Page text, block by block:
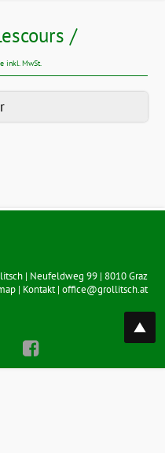
/
inkl. MwSt.
| Neufeldweg 99| 8010 Graz
| Kontakt| office@grollitsch.at